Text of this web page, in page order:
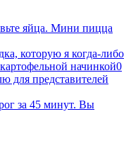
яйца. Мини пицца
которую я когда-либо
начинкой0
для представителей
за 45 минут. Вы